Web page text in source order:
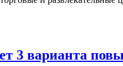
3 варианта